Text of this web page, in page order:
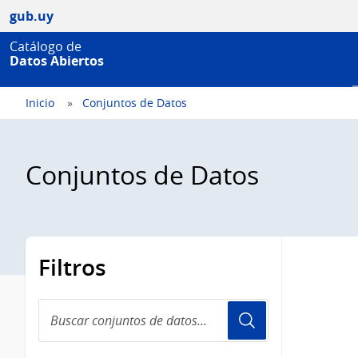
gub.uy
Catálogo de
Datos Abiertos
Inicio Conjuntos de Datos
Conjuntos de Datos
Filtros
conjuntos
de